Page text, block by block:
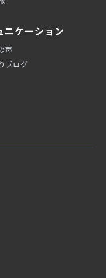
ニケーション
声
ブログ